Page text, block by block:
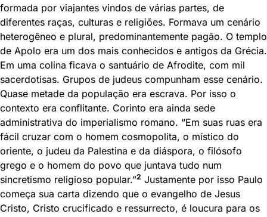
formada por viajantes vindos de várias partes, de
diferentes raças, culturas e religiões. Formava um cenário
heterogêneo e plural, predominantemente pagão. O templo
de Apolo era um dos mais conhecidos e antigos da Grécia.
Em uma colina ficava o santuário de Afrodite, com mil
sacerdotisas. Grupos de judeus compunham esse cenário.
Quase metade da população era escrava. Por isso o
contexto era conflitante. Corinto era ainda sede
administrativa do imperialismo romano. “Em suas ruas era
fácil cruzar com o homem cosmopolita, o místico do
oriente, o judeu da Palestina e da diáspora, o filósofo
grego e o homem do povo que juntava tudo num
sincretismo religioso popular.”2 Justamente por isso Paulo
começa sua carta dizendo que o evangelho de Jesus
Cristo, Cristo crucificado e ressurrecto, é loucura para os